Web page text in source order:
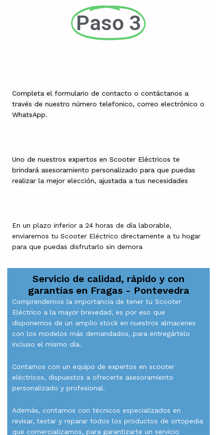
Paso 3
Completa el formulario de contacto o contáctanos a
través de nuestro número telefonico, correo electrónico o
WhatsApp.
Uno de nuestros expertos en Scooter Eléctricos te
brindará asesoramiento personalizado para que puedas
realizar la mejor elección, ajustada a tus necesidades
En un plazo inferior a 24 horas de día laborable,
enviaremos tu Scooter Eléctrico directamente a tu hogar
para que puedas disfrutarlo sin demora
Servicio de calidad, rápido y con
garantías en Fragas - Pontevedra
Comprendemos la importancia de tener tu Scooter
Eléctrico a la mayor brevedad, es por eso que
disponemos de un amplio stock en nuestros almacenes
con los modelos más demandados, para entregártelo
incluso el mismo día.
Contamos con un equipo de expertos en scooter
eléctricos, dispuestos a ofrecerte asesoramiento
personalizado y profesional.
Además, contamos con técnicos especializados en
revisar, testar y reparar todos los productos de ortopedia
que comercializamos, para garantizarte un servicio